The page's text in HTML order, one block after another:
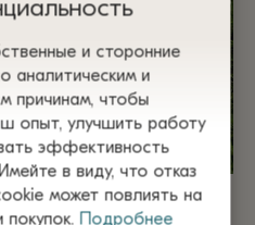
И ЛЬНА НА РЕЗИНКЕ 5014
и сторонние
аналитическим и
причинам, чтобы
опыт, улучшить работу
эффективность
в виду, что отказ
может повлиять на
Подробнее